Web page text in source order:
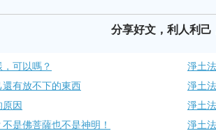
分享好文，利人利己
可以嗎？
淨土
有放不下的東西
淨土
因
淨土
是佛菩薩也不是神明！
淨土